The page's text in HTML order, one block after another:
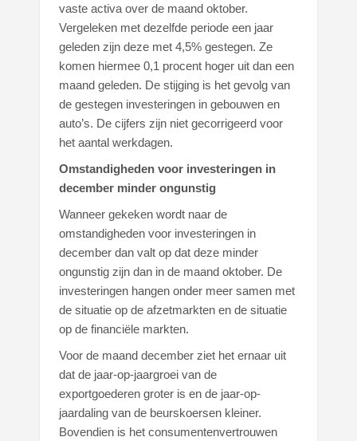
vaste activa over de maand oktober.
Vergeleken met dezelfde periode een jaar
geleden zijn deze met 4,5% gestegen. Ze
komen hiermee 0,1 procent hoger uit dan een
maand geleden. De stijging is het gevolg van
de gestegen investeringen in gebouwen en
auto’s. De cijfers zijn niet gecorrigeerd voor
het aantal werkdagen.
Omstandigheden voor investeringen in
december minder ongunstig
Wanneer gekeken wordt naar de
omstandigheden voor investeringen in
december dan valt op dat deze minder
ongunstig zijn dan in de maand oktober. De
investeringen hangen onder meer samen met
de situatie op de afzetmarkten en de situatie
op de financiële markten.
Voor de maand december ziet het ernaar uit
dat de jaar-op-jaargroei van de
exportgoederen groter is en de jaar-op-
jaardaling van de beurskoersen kleiner.
Bovendien is het consumentenvertrouwen